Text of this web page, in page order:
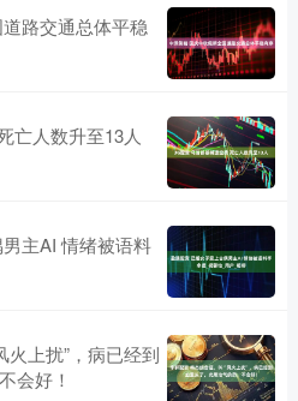
路交通总体平稳
亡人数升至13人
主AI 情绪被语料
火上扰”，病已经到
会好！